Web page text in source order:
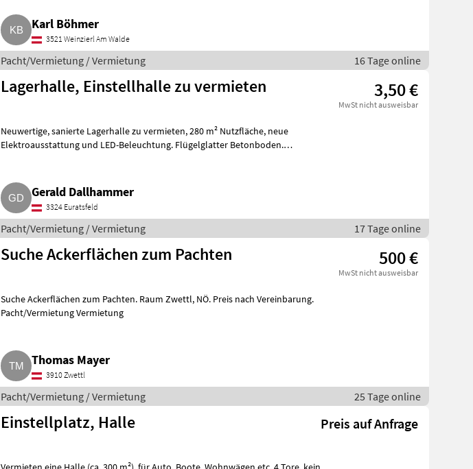
Karl Böhmer
3521 Weinzierl Am Walde
Pacht/Vermietung / Vermietung 16 Tage online
Lagerhalle, Einstellhalle zu vermieten 3,50 €
MwSt nicht ausweisbar
Neuwertige, sanierte Lagerhalle zu vermieten, 280 m² Nutzfläche, neue
Elektroausstattung und LED-Beleuchtung. Flügelglatter Betonboden.
Gerald Dallhammer
3324 Euratsfeld
Pacht/Vermietung / Vermietung 17 Tage online
Suche Ackerflächen zum Pachten 500 €
MwSt nicht ausweisbar
Suche Ackerflächen zum Pachten. Raum Zwettl, NÖ. Preis nach Vereinbarung.
Pacht/Vermietung Vermietung
Thomas Mayer
3910 Zwettl
Pacht/Vermietung / Vermietung 25 Tage online
Einstellplatz, Halle Preis auf Anfrage